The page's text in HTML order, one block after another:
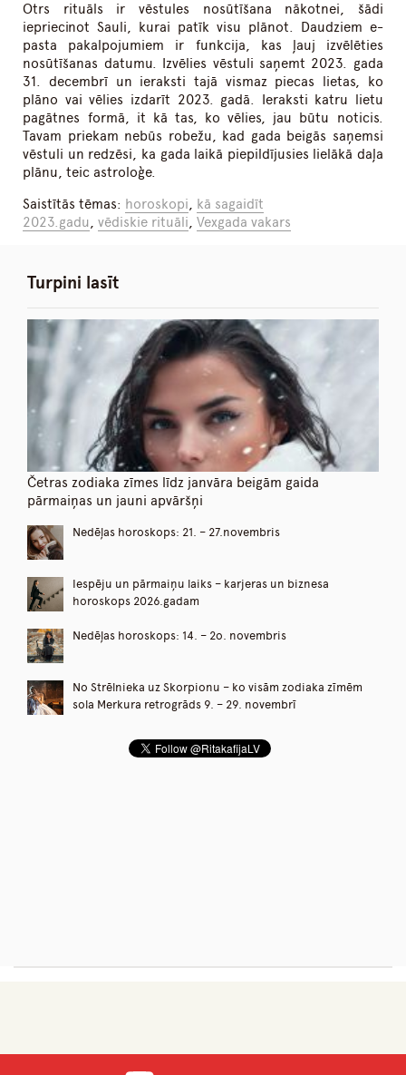
Otrs rituāls ir vēstules nosūtīšana nākotnei, šādi
iepriecinot Sauli, kurai patīk visu plānot. Daudziem e-
pasta pakalpojumiem ir funkcija, kas ļauj izvēlēties
nosūtīšanas datumu. Izvēlies vēstuli saņemt 2023. gada
31. decembrī un ieraksti tajā vismaz piecas lietas, ko
plāno vai vēlies izdarīt 2023. gadā. Ieraksti katru lietu
pagātnes formā, it kā tas, ko vēlies, jau būtu noticis.
Tavam priekam nebūs robežu, kad gada beigās saņemsi
vēstuli un redzēsi, ka gada laikā piepildījusies lielākā daļa
plānu, teic astroloģe.
Saistītās tēmas: horoskopi, kā sagaidīt
2023.gadu,vēdiskie rituāli,Vexgada vakars
Turpini lasīt
Četras zodiaka zīmes līdz janvāra beigām gaida
pārmaiņas un jauni apvāršņi
Nedēļas horoskops: 21. – 27.novembris
Iespēju un pārmaiņu laiks – karjeras un biznesa
horoskops 2026.gadam
Nedēļas horoskops: 14. – 2o. novembris
No Strēlnieka uz Skorpionu – ko visām zodiaka zīmēm
sola Merkura retrogrāds 9. – 29. novembrī